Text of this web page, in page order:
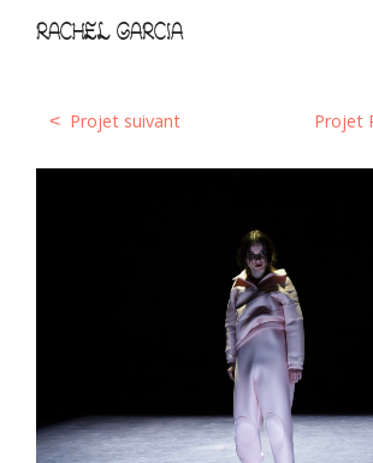
< Projet suivant Projet
RACHEL GARCIA